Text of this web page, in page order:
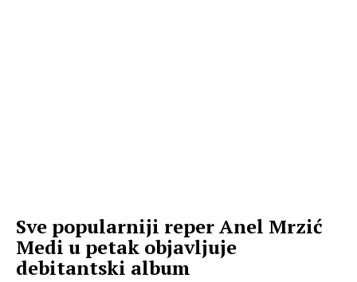
Sve popularniji reper Anel Mrzić
Medi u petak objavljuje
debitantski album